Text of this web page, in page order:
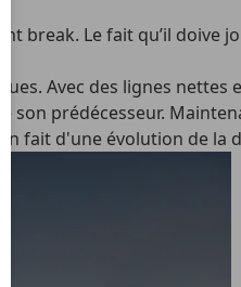
break. Le fait qu’il doive
Avec des lignes
son prédécesseur.
fait d'une évolution de la